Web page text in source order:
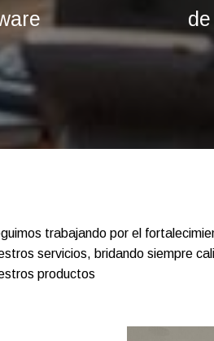
trabajando por el
servicios, bridando siempre
productos